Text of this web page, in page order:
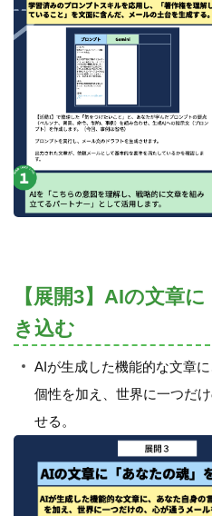
【展開3】AIの文章
き込む
AIが生成した機能的な文章
個性を加え、世界に一つだ
せる。